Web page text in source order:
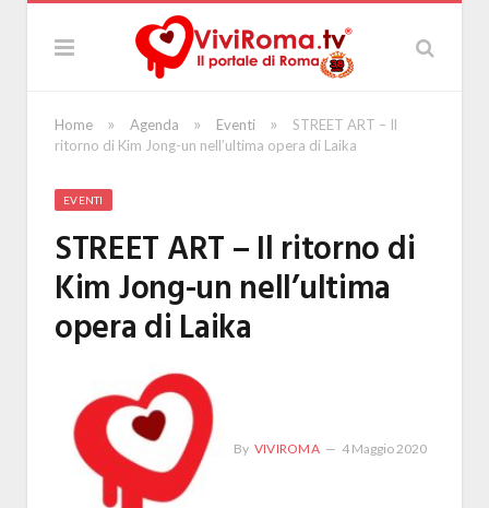
Home » Agenda » Eventi »
STREET ART – Il
ritorno di Kim Jong-un nell’ultima opera di Laika
EVENTI
STREET ART – Il ritorno di
Kim Jong-un nell’ultima
opera di Laika
By VIVIROMA 4 Maggio 2020